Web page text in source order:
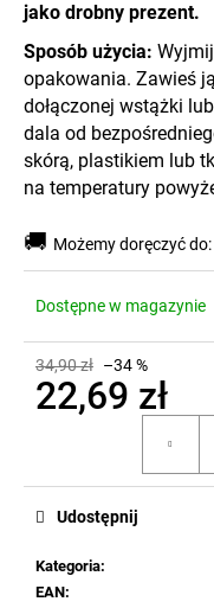
jako drobny prezent.
Sposób użycia:
opakowania. Zawieś
dołączonej wstążki
dala od
skórą, plastikiem lub
na temperatury
🚚 Możemy doręczyć do:
Dostępne w magazynie
34,90 zł –34 %
22,69 zł
Kategoria:
EAN:
Udostępnij